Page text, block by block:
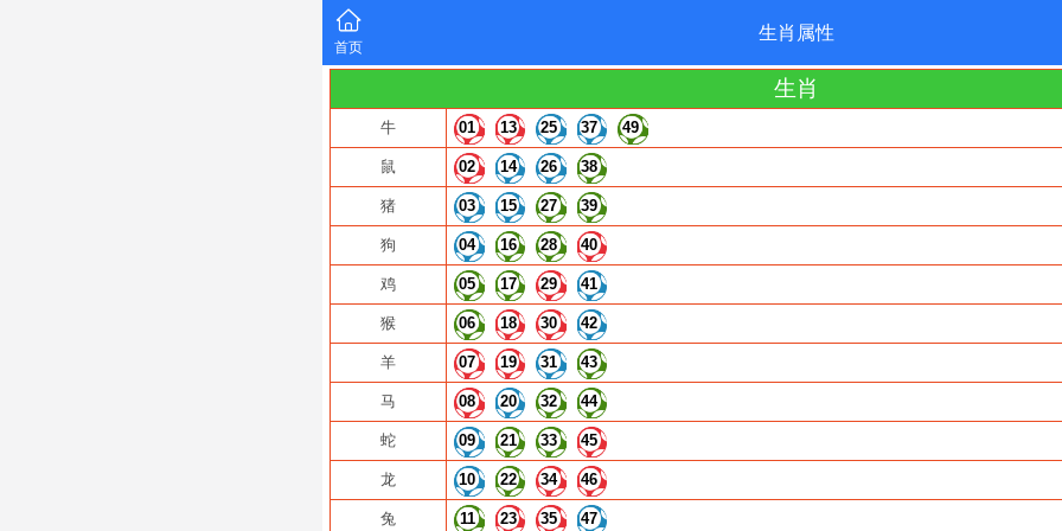
首页
生肖属性
生肖
牛 01 13 25 37 49
鼠 02 14 26 38
猪 03 15 27 39
狗 04 16 28 40
鸡 05 17 29 41
猴 06 18 30 42
羊 07 19 31 43
马 08 20 32 44
蛇 09 21 33 45
龙 10 22 34 46
兔 11 23 35 47